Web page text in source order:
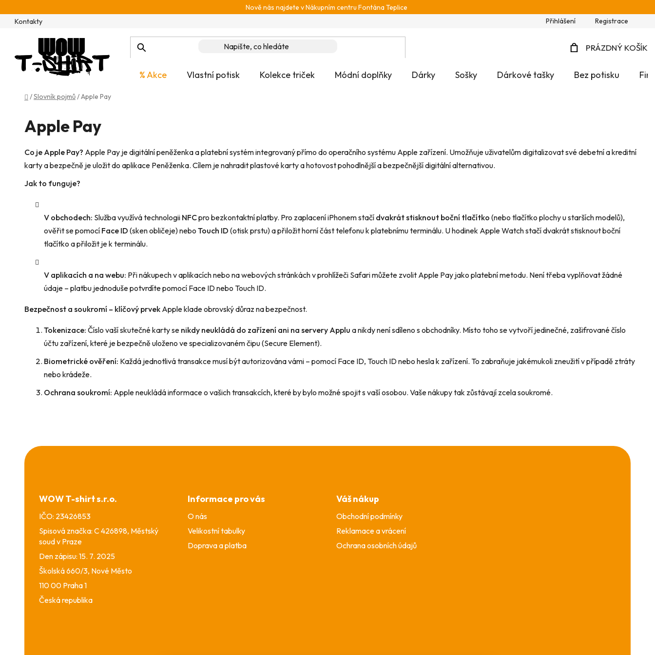
na
obsah
Nově nás najdete v Nákupním centru Fontána Teplice
Kontakty
Přihlášení Registrace
PRÁZDNÝ KOŠÍK
% Akce Vlastní potisk Kolekce triček Módní doplňky Dárky Sošky Dárkové tašky Bez potisku
Domů
/Slovník pojmů/Apple Pay
Apple Pay
Co je Apple Pay? Apple Pay je digitální peněženka a platební systém integrovaný přímo do operačního systému Apple zařízení. Umožňuje uživatelům digitalizovat své debetní a kreditní
karty a bezpečně je uložit do aplikace Peněženka. Cílem je nahradit plastové karty a hotovost pohodlnější a bezpečnější digitální alternativou.
Jak to funguje?
V obchodech: Služba využívá technologii NFCpro bezkontaktní platby. Pro zaplacení iPhonem stačí dvakrát stisknout boční tlačítko (nebo tlačítko plochy u starších modelů),
ověřit se pomocí Face ID (sken obličeje) nebo Touch ID (otisk prstu) a přiložit horní část telefonu k platebnímu terminálu. U hodinek Apple Watch stačí dvakrát stisknout boční
tlačítko a přiložit je k terminálu.
V aplikacích a na webu: Při nákupech v aplikacích nebo na webových stránkách v prohlížeči Safari můžete zvolit Apple Pay jako platební metodu. Není třeba vyplňovat žádné
údaje – platbu jednoduše potvrdíte pomocí Face ID nebo Touch ID.
Bezpečnost a soukromí – klíčový prvek Apple klade obrovský důraz na bezpečnost.
Tokenizace: Číslo vaší skutečné karty se nikdy neukládá do zařízení ani na servery Applu a nikdy není sdíleno s obchodníky. Místo toho se vytvoří jedinečné, zašifrované číslo
účtu zařízení, které je bezpečně uloženo ve specializovaném čipu (Secure Element).
Biometrické ověření: Každá jednotlivá transakce musí být autorizována vámi – pomocí Face ID, Touch ID nebo hesla k zařízení. To zabraňuje jakémukoli zneužití v případě ztráty
nebo krádeže.
Ochrana soukromí: Apple neukládá informace o vašich transakcích, které by bylo možné spojit s vaší osobou. Vaše nákupy tak zůstávají zcela soukromé.
Z
WOW T-shirt s.r.o.
IČO: 23426853
Spisová značka: C 426898, Městský
soud v Praze
Den zápisu: 15. 7. 2025
Školská 660/3, Nové Město
110 00 Praha 1
Česká republika
Informace pro vás
O nás
Velikostní tabulky
Doprava a platba
Váš nákup
Obchodní podmínky
Reklamace a vrácení
Ochrana osobních údajů